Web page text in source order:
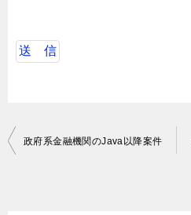
投
政府系金融機関のJava以降案件